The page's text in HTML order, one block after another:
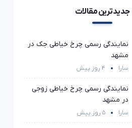
جدیدترین مقالات
نمایندگی رسمی چرخ خیاطی جک در
مشهد
سارا 4 روز پیش
نمایندگی رسمی چرخ خیاطی زوجی
در مشهد
سارا 5 روز پیش